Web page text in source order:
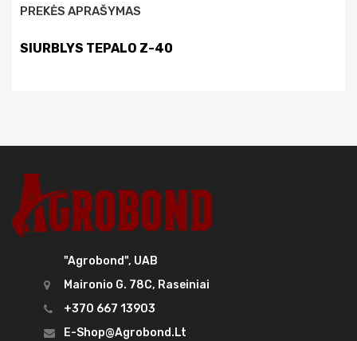
PREKĖS APRAŠYMAS
SIURBLYS TEPALO Z-40
"Agrobond", UAB
Maironio G. 78C, Raseiniai
+370 667 13903
E-Shop@agrobond.lt